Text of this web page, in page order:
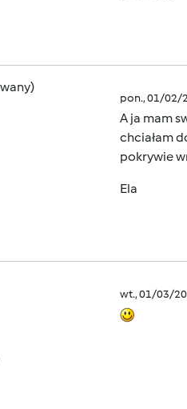
pon., 01/02/
A ja mam
chciałam
pokrywie
Ela
wt., 01/03/